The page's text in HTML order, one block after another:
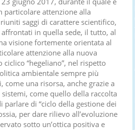
particolare attenzione alla
saggi di carattere scientifico,
in quella sede, il tutto, al
visione fortemente orientata al
attenzione alla nuova
“hegeliano”, nel rispetto
ambientale sempre più
una risorsa, anche grazie a
come quello della raccolta
di “ciclo della gestione dei
per dare rilievo all’evoluzione
sotto un’ottica positiva e